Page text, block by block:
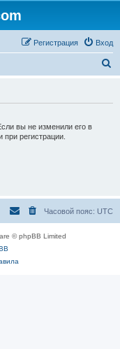
Вход
Регистрация
вы не изменили его в
регистрации.
Часовой пояс: UTC
© phpBB Limited